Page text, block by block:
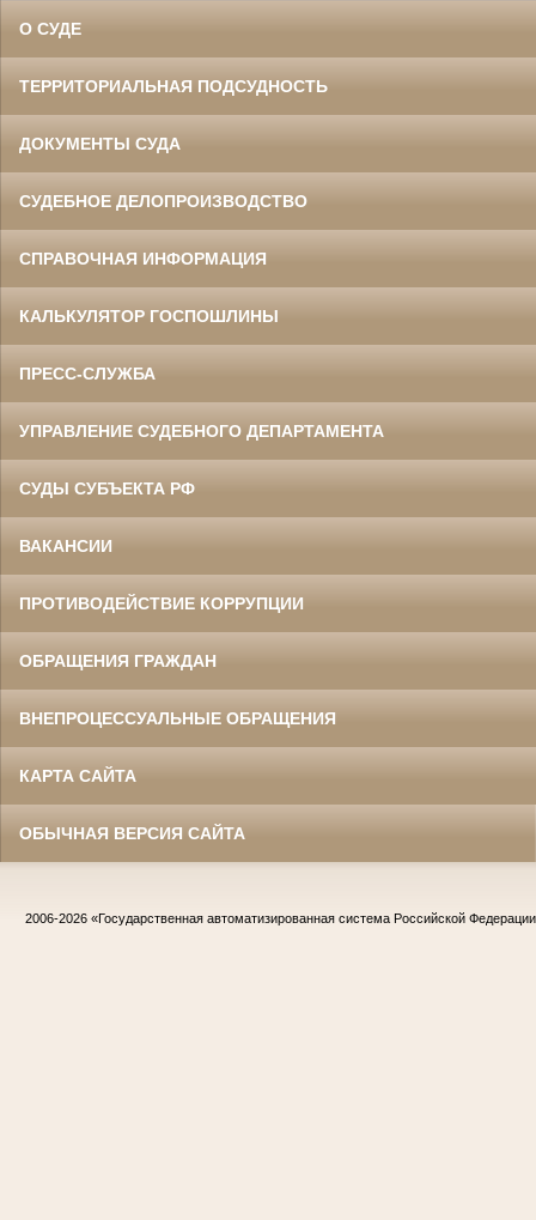
О СУДЕ
ТЕРРИТОРИАЛЬНАЯ ПОДСУДНОСТЬ
ДОКУМЕНТЫ СУДА
СУДЕБНОЕ ДЕЛОПРОИЗВОДСТВО
СПРАВОЧНАЯ ИНФОРМАЦИЯ
КАЛЬКУЛЯТОР ГОСПОШЛИНЫ
ПРЕСС-СЛУЖБА
УПРАВЛЕНИЕ СУДЕБНОГО ДЕПАРТАМЕНТА
СУДЫ СУБЪЕКТА РФ
ВАКАНСИИ
ПРОТИВОДЕЙСТВИЕ КОРРУПЦИИ
ОБРАЩЕНИЯ ГРАЖДАН
ВНЕПРОЦЕССУАЛЬНЫЕ ОБРАЩЕНИЯ
КАРТА САЙТА
ОБЫЧНАЯ ВЕРСИЯ САЙТА
2006-2026 «Государственная автоматизированная система Российской